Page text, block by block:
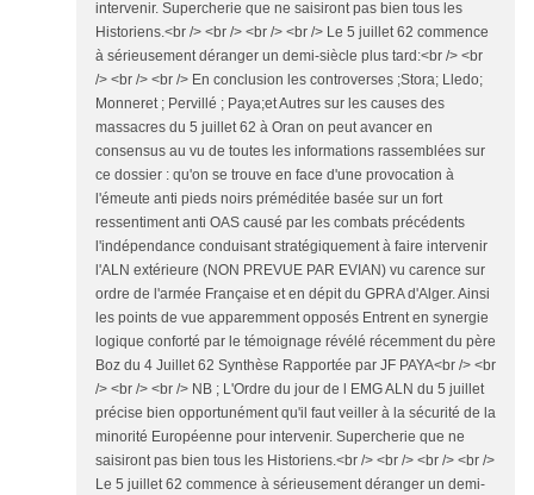
intervenir. Supercherie que ne saisiront pas bien tous les
Historiens.<br /> <br /> <br /> <br /> Le 5 juillet 62 commence
à sérieusement déranger un demi-siècle plus tard:<br /> <br
/> <br /> <br /> En conclusion les controverses ;Stora; Lledo;
Monneret ; Pervillé ; Paya;et Autres sur les causes des
massacres du 5 juillet 62 à Oran on peut avancer en
consensus au vu de toutes les informations rassemblées sur
ce dossier : qu'on se trouve en face d'une provocation à
l'émeute anti pieds noirs préméditée basée sur un fort
ressentiment anti OAS causé par les combats précédents
l'indépendance conduisant stratégiquement à faire intervenir
l'ALN extérieure (NON PREVUE PAR EVIAN) vu carence sur
ordre de l'armée Française et en dépit du GPRA d'Alger. Ainsi
les points de vue apparemment opposés Entrent en synergie
logique conforté par le témoignage révélé récemment du père
Boz du 4 Juillet 62 Synthèse Rapportée par JF PAYA<br /> <br
/> <br /> <br /> NB ; L'Ordre du jour de l EMG ALN du 5 juillet
précise bien opportunément qu'il faut veiller à la sécurité de la
minorité Européenne pour intervenir. Supercherie que ne
saisiront pas bien tous les Historiens.<br /> <br /> <br /> <br />
Le 5 juillet 62 commence à sérieusement déranger un demi-